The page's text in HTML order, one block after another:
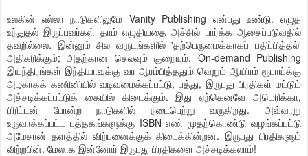
உலகின் எல்லா நாடுகளிலுமே Vanity Publishing என்பது உண்டு. எழுத
உந்துதல் இருப்பவர்கள் தாம் எழுதியதை அச்சில் பார்க்க ஆசைப்படுவதில்
தவறில்லை. இன்னும் சில வருடங்களில் 'தற்பெருமைக்காகப் பதிப்பித்தல்'
அதிகரிக்கும்; அதற்கான செலவும் குறையும். On-demand Publishing
இயந்திரங்கள் இந்தியாவுக்கு வர ஆரம்பித்ததும் வெறும் ஆயிரம் ரூபாய்க்கு
அழகாகக் கணினியில் வடிவமைக்கப்பட்டு, பத்து, இருபது பிரதிகள் மட்டும்
அச்சடிக்கப்பட்டுக் கையில் கிடைக்கும். இது ஏற்கெனவே அமெரிக்கா,
பிரிட்டன் போன்ற நாடுகளில் நடைபெற்று வருகிறது. அவ்வாறு
உருவாக்கப்பட்ட புத்தகங்களுக்கு ISBN எண் முதற்கொண்டு வழங்கப்பட்டு
அமேசான் தளத்தில் விற்பனைக்குக் கிடைக்கின்றன. இருபது பிரதிகளும்
விற்றபின், மேலாக இன்னோர் இருபது பிரதிகளை அச்சடிக்கலாம்!